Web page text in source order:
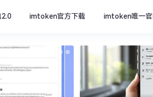
imtoken官方下载 imtoken唯一官